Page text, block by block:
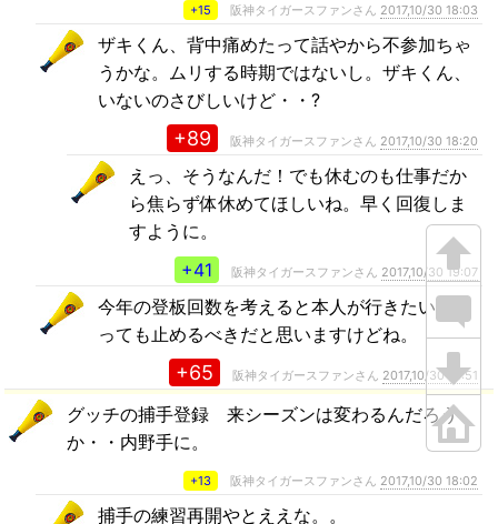
+15 阪神タイガースファンさん 2017,10/30 18:03
ザキくん、背中痛めたって話やから不参加ちゃ
うかな。ムリする時期ではないし。ザキくん、
いないのさびしいけど・・?
+89 阪神タイガースファンさん 2017,10/30 18:20
えっ、そうなんだ！でも休むのも仕事だか
ら焦らず体休めてほしいね。早く回復しま
すように。
+41
阪神タイガースファンさん 2017,10/30 19:07
今年の登板回数を考えると本人が行きたいと言
っても止めるべきだと思いますけどね。
+65 阪神タイガースファンさん 2017,10/30 18:51
グッチの捕手登録 来シーズンは変わるんだろう
か・・内野手に。
+13 阪神タイガースファンさん 2017,10/30 18:02
捕手の練習再開やとええな。。